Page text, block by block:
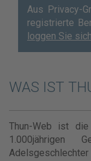
Aus Privacy-
registrierte
loggen Sie
WAS IST
Thun-Web ist
1.000jährigen
Adelsgeschlechter